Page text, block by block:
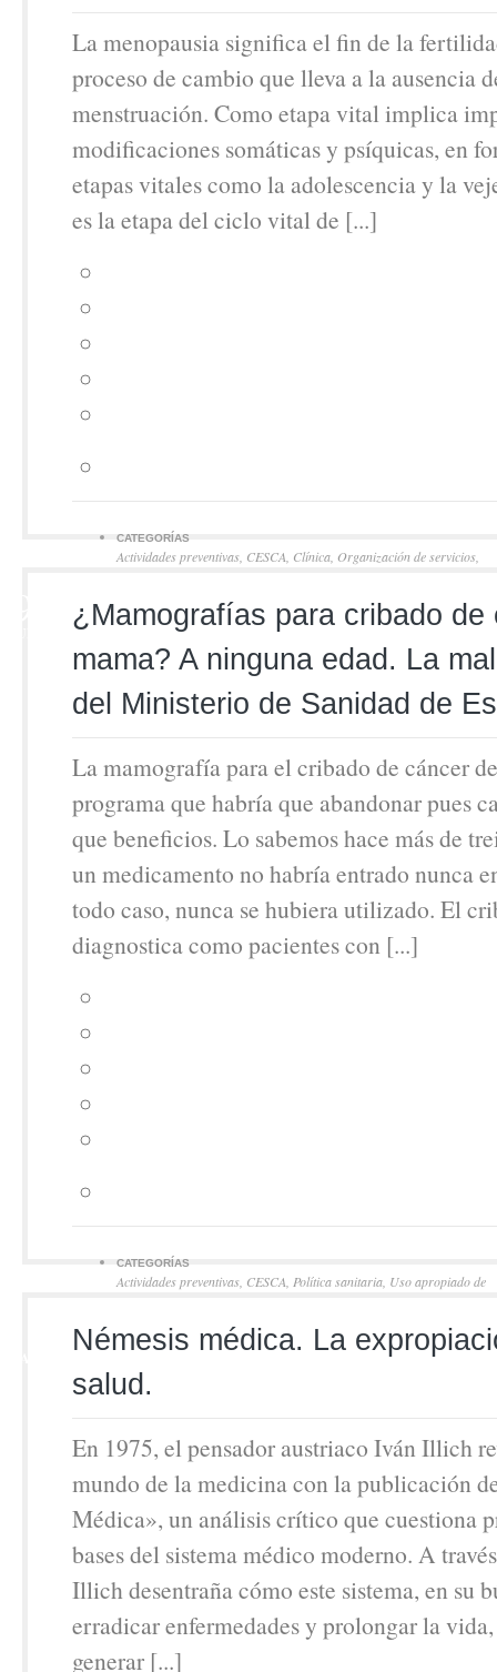
La menopausia significa el fin de la
proceso de cambio que lleva a la ausencia
menstruación. Como etapa vital implica
modificaciones somáticas y psíquicas, en
etapas vitales como la adolescencia y la
es la etapa del ciclo vital de [...]
CATEGORÍAS
Actividades preventivas CESCA Clínica Organización de servicios
¿Mamografías para cribado de
mama? A ninguna edad. La
del Ministerio de Sanidad de
La mamografía para el cribado de cáncer
programa que habría que abandonar pues
que beneficios. Lo sabemos hace más de
un medicamento no habría entrado nunca
todo caso, nunca se hubiera utilizado. El
diagnostica como pacientes con [...]
CATEGORÍAS
Actividades preventivas CESCA Política sanitaria Uso apropiado de
Némesis médica. La
salud.
En 1975, el pensador austriaco Iván Illich
mundo de la medicina con la publicación
Médica», un análisis crítico que cuestiona
bases del sistema médico moderno. A
Illich desentraña cómo este sistema, en su
erradicar enfermedades y prolongar la
generar [...]